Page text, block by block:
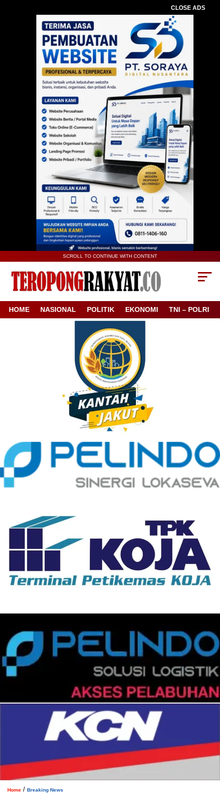
CLOSE ADS
SCROLL TO CONTINUE WITH CONTENT
HOME NASIONAL POLITIK EKONOMI TNI – POLRI
Home / Breaking News